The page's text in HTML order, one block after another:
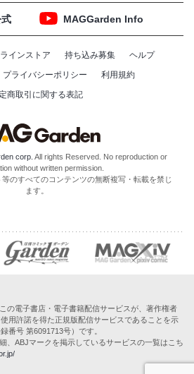
MAGGarden Info
インストア 持ち込み募集
ヘルプ
プライバシーポリシー
利用規約
商取引に関する表記
corp. All rights Reserved. No reproduction or
without written permission.
のすべてのコンテンツの無断複写・転載を禁じ
ます。
の電子書店・電子書籍配信サービスが、著作権者
用許諾を得た正規版配信サービスであることを示
番号 第6091713号）です。
、ABJマークを掲示しているサービスの一覧はこち